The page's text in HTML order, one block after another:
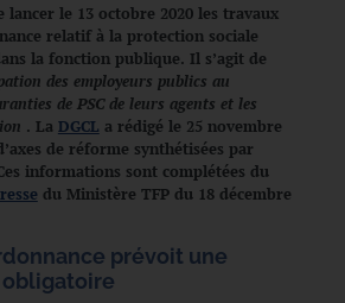
lancer le 13 octobre 2020 les travaux
relatif à la protection sociale
la fonction publique. Il s’agit de
des employeurs publics au
de PSC de leurs agents et les
. La DGCL a rédigé le 25 novembre
de réforme synthétisées par
informations sont complétées du
du Ministère TFP du 18 décembre
prévoit une